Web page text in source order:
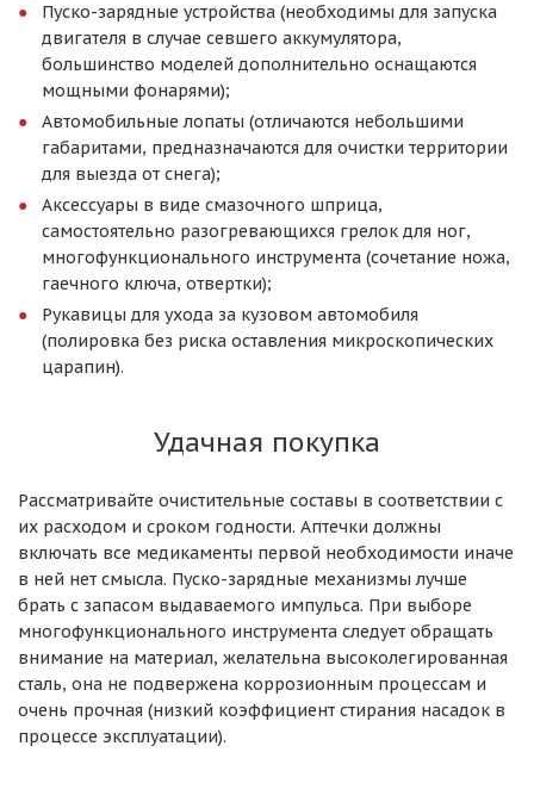
Пуско-зарядные устройства (необходимы для запуска
двигателя в случае севшего аккумулятора,
большинство моделей дополнительно оснащаются
мощными фонарями);
Автомобильные лопаты (отличаются небольшими
габаритами, предназначаются для очистки территории
для выезда от снега);
Аксессуары в виде смазочного шприца,
самостоятельно разогревающихся грелок для ног,
многофункционального инструмента (сочетание ножа,
гаечного ключа, отвертки);
Рукавицы для ухода за кузовом автомобиля
(полировка без риска оставления микроскопических
царапин).
Удачная покупка
Рассматривайте очистительные составы в соответствии с
их расходом и сроком годности. Аптечки должны
включать все медикаменты первой необходимости иначе
в ней нет смысла. Пуско-зарядные механизмы лучше
брать с запасом выдаваемого импульса. При выборе
многофункционального инструмента следует обращать
внимание на материал, желательна высоколегированная
сталь, она не подвержена коррозионным процессам и
очень прочная (низкий коэффициент стирания насадок в
процессе эксплуатации).